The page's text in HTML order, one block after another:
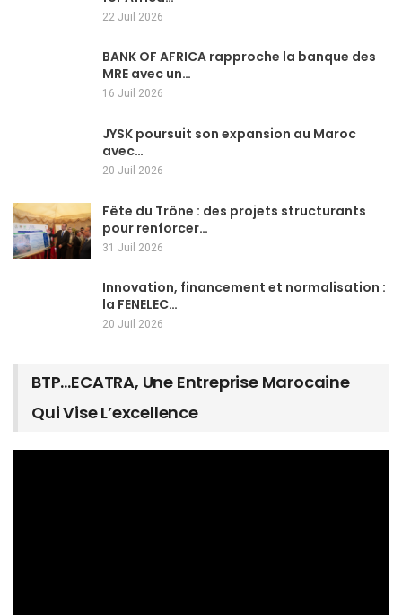
22 Juil 2026
BANK OF AFRICA rapproche la banque des
MRE avec un…
16 Juil 2026
JYSK poursuit son expansion au Maroc
avec…
20 Juil 2026
Fête du Trône : des projets structurants
pour renforcer…
31 Juil 2026
Innovation, financement et normalisation :
la FENELEC…
20 Juil 2026
BTP…ECATRA, Une Entreprise Marocaine
Qui Vise L’excellence